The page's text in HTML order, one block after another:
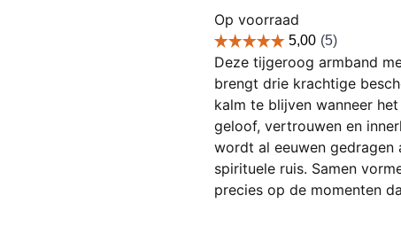
Op voorraad
Deze tijgeroog armband
brengt drie krachtige
kalm te blijven wanneer
geloof, vertrouwen en
wordt al eeuwen gedragen
spirituele ruis. Samen
precies op de momenten